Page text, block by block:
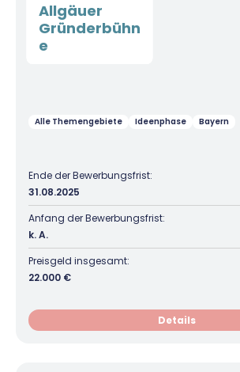
Allgäuer
Gründerbühn
e
Alle Themengebiete Ideenphase Bayern
Ende der Bewerbungsfrist:
31.08.2025
Anfang der Bewerbungsfrist:
k. A.
Preisgeld insgesamt:
22.000 €
Details